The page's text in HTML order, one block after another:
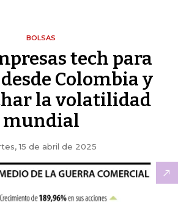
BOLSAS
tech para
Colombia y
la volatilidad
mundial
15 de abril de 2025